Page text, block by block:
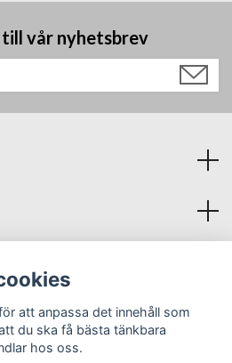
vår nyhetsbrev
att anpassa det innehåll som
du ska få bästa tänkbara
hos oss.